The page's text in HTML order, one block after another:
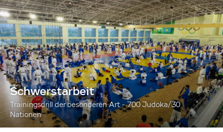
Schwerstarbeit
Trainingsdrill der besonderen Art - 700 Judoka/30
Nationen